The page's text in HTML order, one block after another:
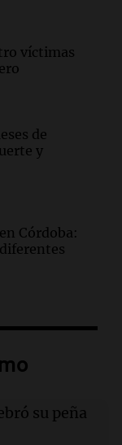
víctimas
de
y
Córdoba:
en barrio
su peña